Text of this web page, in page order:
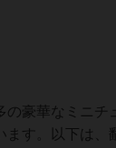
豪華なミニ
ます。以下は